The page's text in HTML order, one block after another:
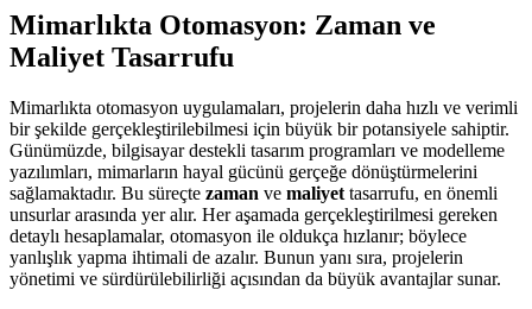
Mimarlıkta Otomasyon: Zaman ve
Maliyet Tasarrufu
Mimarlıkta otomasyon uygulamaları, projelerin daha hızlı ve verimli
bir şekilde gerçekleştirilebilmesi için büyük bir potansiyele sahiptir.
Günümüzde, bilgisayar destekli tasarım programları ve modelleme
yazılımları, mimarların hayal gücünü gerçeğe dönüştürmelerini
sağlamaktadır. Bu süreçte zaman ve maliyet tasarrufu, en önemli
unsurlar arasında yer alır. Her aşamada gerçekleştirilmesi gereken
detaylı hesaplamalar, otomasyon ile oldukça hızlanır; böylece
yanlışlık yapma ihtimali de azalır. Bunun yanı sıra, projelerin
yönetimi ve sürdürülebilirliği açısından da büyük avantajlar sunar.